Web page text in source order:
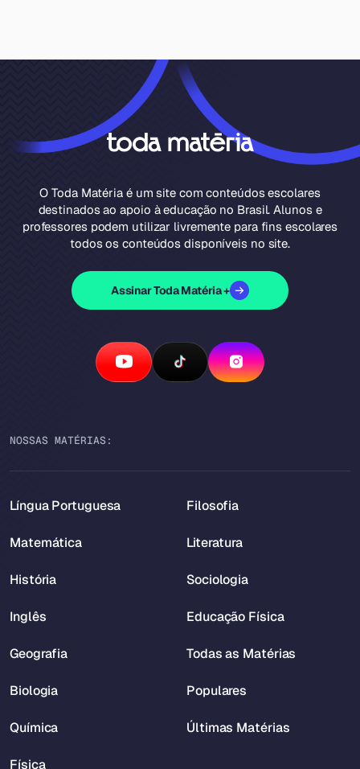
O Toda Matéria é um site com conteúdos escolares
destinados ao apoio à educação no Brasil. Alunos e
professores podem utilizar livremente para fins escolares
todos os conteúdos disponíveis no site.
Assinar Toda Matéria +
NOSSAS MATÉRIAS:
Língua Portuguesa
Matemática
História
Inglês
Geografia
Biologia
Química
Física
Filosofia
Literatura
Sociologia
Educação Física
Todas as Matérias
Populares
Últimas Matérias